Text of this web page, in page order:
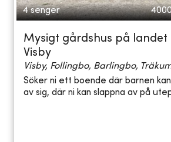
4 senger
Mysigt gårdshus på landet
Visby
Visby, Follingbo, Barlingbo,
Söker ni ett boende där barnen
av sig, där ni kan slappna av på